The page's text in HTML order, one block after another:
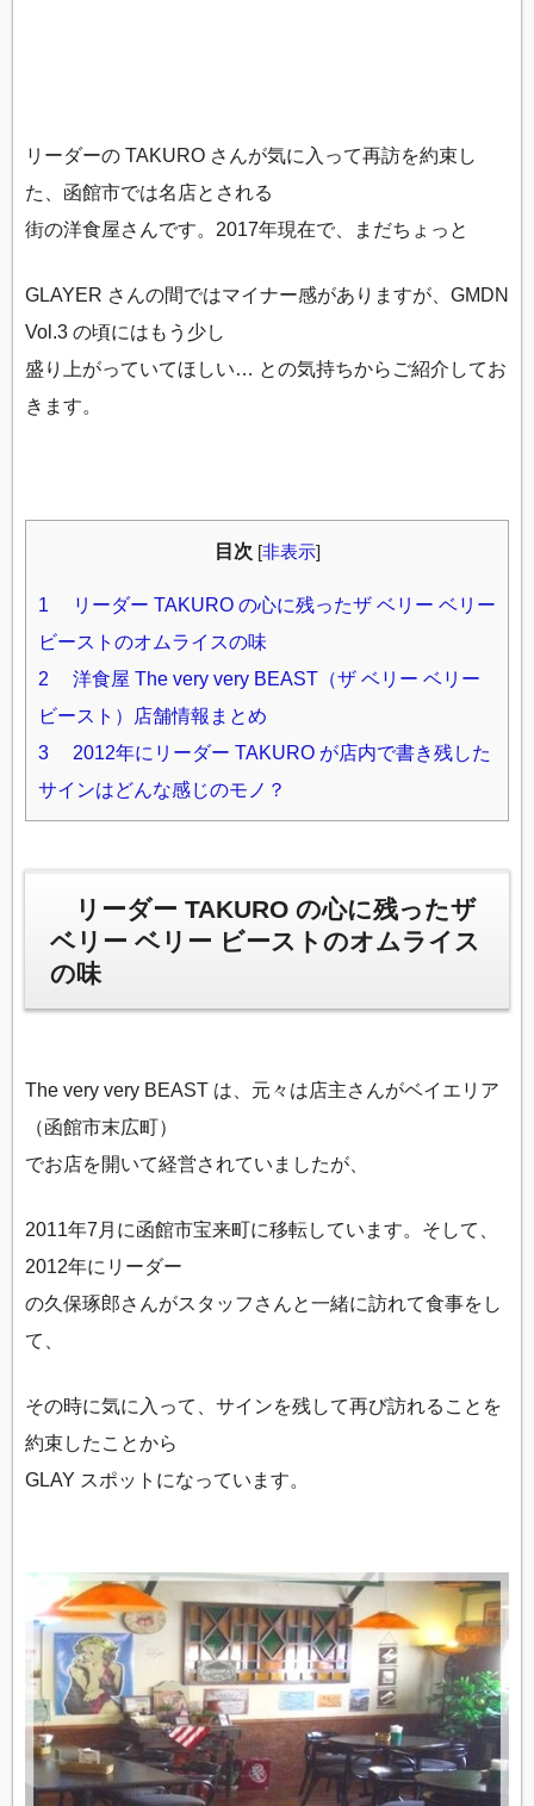
リーダーの TAKURO さんが気に入って再訪を約束し
た、函館市では名店とされる
街の洋食屋さんです。2017年現在で、まだちょっと
GLAYER さんの間ではマイナー感がありますが、GMDN
Vol.3 の頃にはもう少し
盛り上がっていてほしい… との気持ちからご紹介してお
きます。
目次 [非表示]
1 リーダー TAKURO の心に残ったザ ベリー ベリー
ビーストのオムライスの味
2 洋食屋 The very very BEAST（ザ ベリー ベリー
ビースト）店舗情報まとめ
3 2012年にリーダー TAKURO が店内で書き残した
サインはどんな感じのモノ？
リーダー TAKURO の心に残ったザ
ベリー ベリー ビーストのオムライス
の味
The very very BEAST は、元々は店主さんがベイエリア
（函館市末広町）
でお店を開いて経営されていましたが、
2011年7月に函館市宝来町に移転しています。そして、
2012年にリーダー
の久保琢郎さんがスタッフさんと一緒に訪れて食事をし
て、
その時に気に入って、サインを残して再び訪れることを
約束したことから
GLAY スポットになっています。